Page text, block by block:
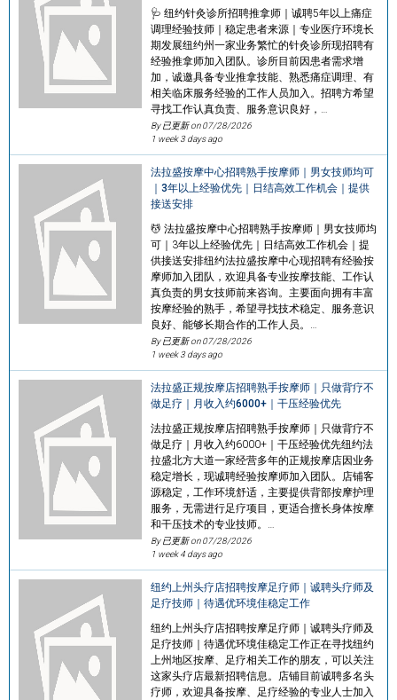
🩺 纽约针灸诊所招聘推拿师｜诚聘5年以上痛症
调理经验技师｜稳定患者来源｜专业医疗环境长
期发展纽约州一家业务繁忙的针灸诊所现招聘有
经验推拿师加入团队。诊所目前因患者需求增
加，诚邀具备专业推拿技能、熟悉痛症调理、有
相关临床服务经验的工作人员加入。招聘方希望
寻找工作认真负责、服务意识良好，…
By 已更新 on07/28/2026
1 week 3 days ago
法拉盛按摩中心招聘熟手按摩师｜男女技师均可
｜3年以上经验优先｜日结高效工作机会｜提供
接送安排
💆 法拉盛按摩中心招聘熟手按摩师｜男女技师均
可｜3年以上经验优先｜日结高效工作机会｜提
供接送安排纽约法拉盛按摩中心现招聘有经验按
摩师加入团队，欢迎具备专业按摩技能、工作认
真负责的男女技师前来咨询。主要面向拥有丰富
按摩经验的熟手，希望寻找技术稳定、服务意识
良好、能够长期合作的工作人员。…
By 已更新 on07/28/2026
1 week 3 days ago
法拉盛正规按摩店招聘熟手按摩师｜只做背疗不
做足疗｜月收入约6000+｜干压经验优先
法拉盛正规按摩店招聘熟手按摩师｜只做背疗不
做足疗｜月收入约6000+｜干压经验优先纽约法
拉盛北方大道一家经营多年的正规按摩店因业务
稳定增长，现诚聘经验按摩师加入团队。店铺客
源稳定，工作环境舒适，主要提供背部按摩护理
服务，无需进行足疗项目，更适合擅长身体按摩
和干压技术的专业技师。…
By 已更新 on07/28/2026
1 week 4 days ago
纽约上州头疗店招聘按摩足疗师｜诚聘头疗师及
足疗技师｜待遇优环境佳稳定工作
纽约上州头疗店招聘按摩足疗师｜诚聘头疗师及
足疗技师｜待遇优环境佳稳定工作正在寻找纽约
上州地区按摩、足疗相关工作的朋友，可以关注
这家头疗店最新招聘信息。店铺目前诚聘多名头
疗师，欢迎具备按摩、足疗经验的专业人士加入